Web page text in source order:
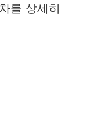
를 상세히